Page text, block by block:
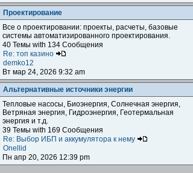
Проектирование
Все о проектировании: проекты, расчеты, базовые
системы автоматизированного проектирования.
40 Темы with 134 Сообщения
Re: топ казино
demko12
Вт мар 24, 2026 9:32 am
Альтернативные источники энергии
Тепловые насосы, Биоэнергия, Солнечная энергия,
Ветряная энергия, Гидроэнергия, Геотермальная
энергия и т.д.
39 Темы with 169 Сообщения
Re: Выбор ИБП и аккумулятора к нему
Onellid
Пн апр 20, 2026 12:39 pm